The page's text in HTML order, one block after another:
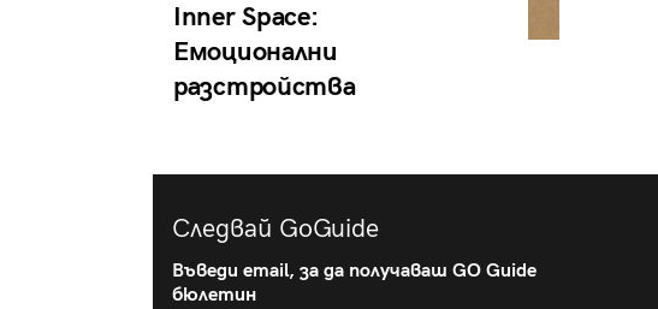
Inner Space:
Емоционални
разстройства
Следвай GoGuide
Въведи email, за да получаваш GO Guide
бюлетин